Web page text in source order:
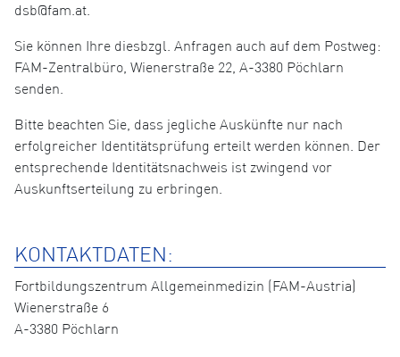
dsb@fam.at.
Sie können Ihre diesbzgl. Anfragen auch auf dem Postweg:
FAM-Zentralbüro, Wienerstraße 22, A-3380 Pöchlarn
senden.
Bitte beachten Sie, dass jegliche Auskünfte nur nach
erfolgreicher Identitätsprüfung erteilt werden können. Der
entsprechende Identitätsnachweis ist zwingend vor
Auskunftserteilung zu erbringen.
KONTAKTDATEN:
Fortbildungszentrum Allgemeinmedizin (FAM-Austria)
Wienerstraße 6
A-3380 Pöchlarn